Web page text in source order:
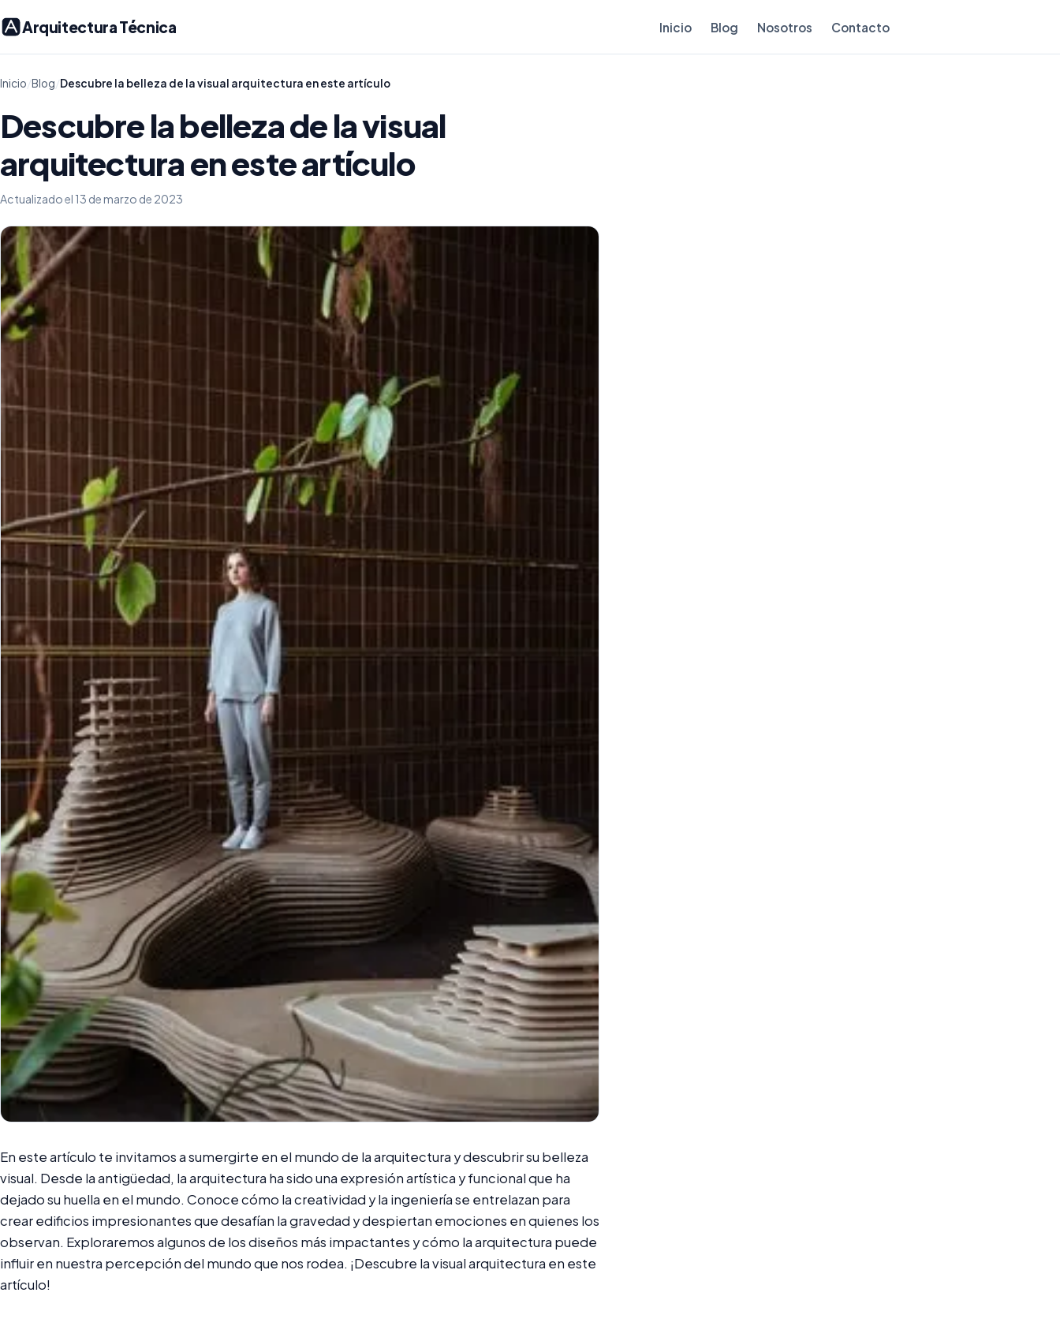
Arquitectura Técnica Inicio Blog Nosotros Contacto
Inicio/Blog/Descubre la belleza de la visual arquitectura en este artículo
Descubre la belleza de la visual
arquitectura en este artículo
Actualizado el 13 de marzo de 2023
En este artículo te invitamos a sumergirte en el mundo de la arquitectura y descubrir su belleza
visual. Desde la antigüedad, la arquitectura ha sido una expresión artística y funcional que ha
dejado su huella en el mundo. Conoce cómo la creatividad y la ingeniería se entrelazan para
crear edificios impresionantes que desafían la gravedad y despiertan emociones en quienes los
observan. Exploraremos algunos de los diseños más impactantes y cómo la arquitectura puede
influir en nuestra percepción del mundo que nos rodea. ¡Descubre la visual arquitectura en este
artículo!